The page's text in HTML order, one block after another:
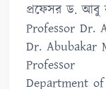
প্রফেসর ড. আবু
Professor Dr.
Dr. Abubakar
Professor
Department